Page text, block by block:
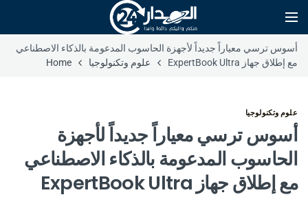
أسوس ترسي معياراً جديداً لأجهزة الحاسوب المدعومة بالذكاء الاصطناعي
مع إطلاق جهاز ExpertBook Ultra
علوم وتكنولوجيا Home
علوم وتكنولوجيا
أسوس ترسي معياراً جديداً لأجهزة
الحاسوب المدعومة بالذكاء الاصطناعي
مع إطلاق جهاز ExpertBook Ultra